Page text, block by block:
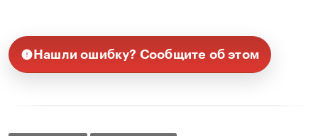
Нашли ошибку? Сообщите об этом